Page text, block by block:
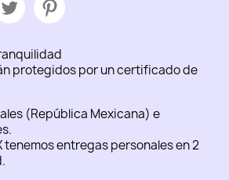
protegidos por un certificado de
(República Mexicana) e
tenemos entregas personales en 2